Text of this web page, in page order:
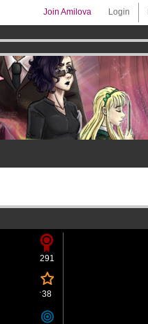
Login
Join Amilova
291
38